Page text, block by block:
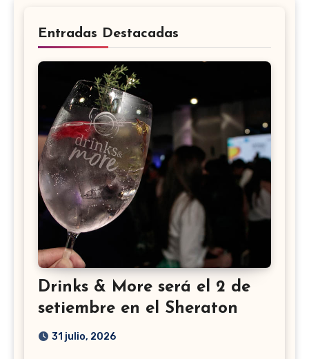
Entradas Destacadas
Drinks & More será el 2 de
setiembre en el Sheraton
31 julio, 2026